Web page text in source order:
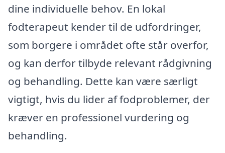
dine individuelle behov. En lokal
fodterapeut kender til de udfordringer,
som borgere i området ofte står overfor,
og kan derfor tilbyde relevant rådgivning
og behandling. Dette kan være særligt
vigtigt, hvis du lider af fodproblemer, der
kræver en professionel vurdering og
behandling.